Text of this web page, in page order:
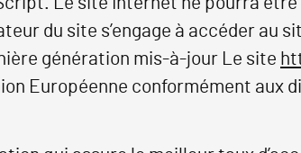
du site s’engage à accéder
génération mis-à-jour Le site
Européenne conformément aux